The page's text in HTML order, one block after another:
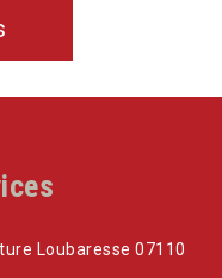
Loubaresse 07110